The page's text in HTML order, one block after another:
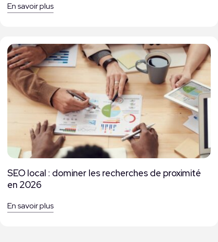
En savoir plus
SEO local : dominer les recherches de proximité
en 2026
En savoir plus